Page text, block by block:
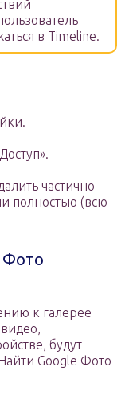
в Timeline.
частично
полностью (всю
Фото
к галерее
будут
Google Фото